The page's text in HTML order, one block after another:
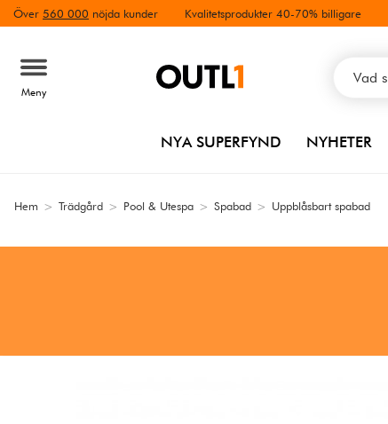
Över 560 000 nöjda kunder Kvalitetsprodukter 40-70% billigare
Meny
NYA SUPERFYND NYHETER
Hem > Trädgård > Pool & Utespa > Spabad > Uppblåsbart spabad